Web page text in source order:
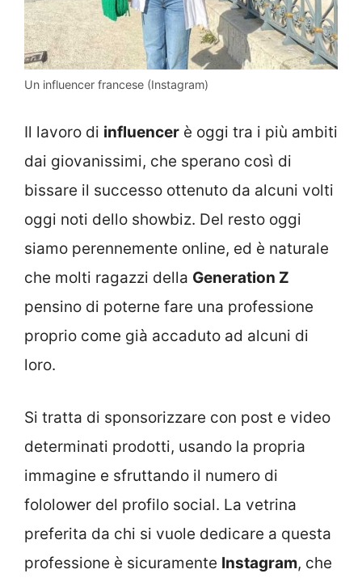
Un influencer francese (Instagram)
Il lavoro di influencer è oggi tra i più ambiti
dai giovanissimi, che sperano così di
bissare il successo ottenuto da alcuni volti
oggi noti dello showbiz. Del resto oggi
siamo perennemente online, ed è naturale
che molti ragazzi della Generation Z
pensino di poterne fare una professione
proprio come già accaduto ad alcuni di
loro.
Si tratta di sponsorizzare con post e video
determinati prodotti, usando la propria
immagine e sfruttando il numero di
fololower del profilo social. La vetrina
preferita da chi si vuole dedicare a questa
professione è sicuramente Instagram, che